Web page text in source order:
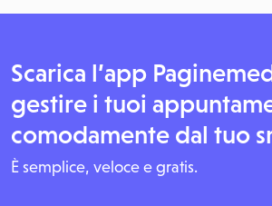
Scarica l’app
gestire i tuoi
comodamente dal tuo
È semplice, veloce e gratis.